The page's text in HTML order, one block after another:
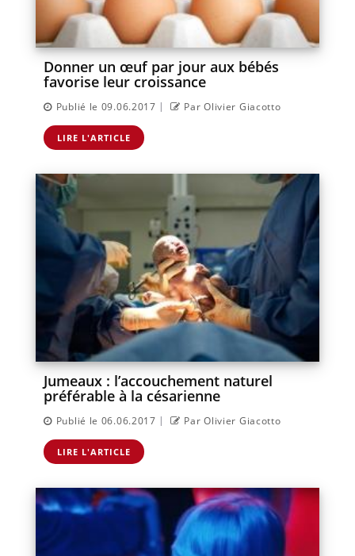
Donner un œuf par jour aux bébés
favorise leur croissance
Publié le 09.06.2017 | Par Olivier Giacotto
LIRE L'ARTICLE
Jumeaux : l’accouchement naturel
préférable à la césarienne
Publié le 06.06.2017 | Par Olivier Giacotto
LIRE L'ARTICLE